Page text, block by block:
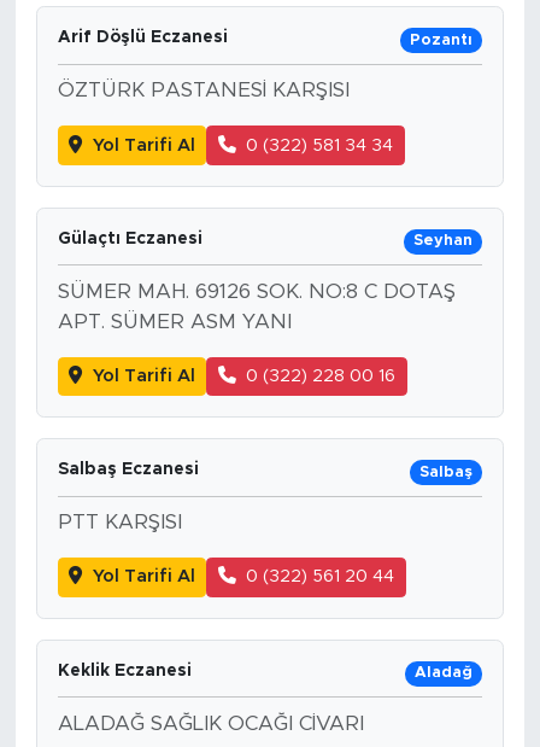
Arif Döşlü Eczanesi Pozantı
ÖZTÜRK PASTANESİ KARŞISI
Yol Tarifi Al 0 (322) 581 34 34
Gülaçtı Eczanesi Seyhan
SÜMER MAH. 69126 SOK. NO:8 C DOTAŞ
APT. SÜMER ASM YANI
Yol Tarifi Al 0 (322) 228 00 16
Salbaş Eczanesi Salbaş
PTT KARŞISI
Yol Tarifi Al 0 (322) 561 20 44
Keklik Eczanesi Aladağ
ALADAĞ SAĞLIK OCAĞI CİVARI